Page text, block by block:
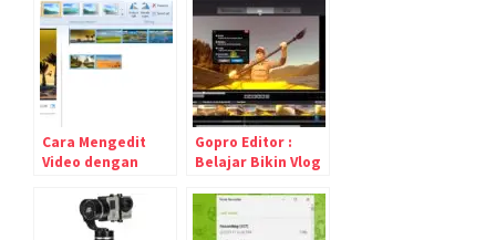
Cara Mengedit
Video dengan
Membuat Video
dari Kumpulan
Gopro Editor :
Belajar Bikin Vlog
Vlogger via GoPro
Studio